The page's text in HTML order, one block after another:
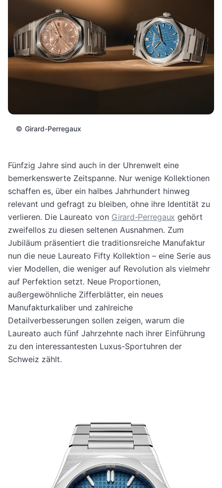
© Girard-Perregaux
Fünfzig Jahre sind auch in der Uhrenwelt eine
bemerkenswerte Zeitspanne. Nur wenige Kollektionen
schaffen es, über ein halbes Jahrhundert hinweg
relevant und gefragt zu bleiben, ohne ihre Identität zu
verlieren. Die Laureato von Girard-Perregaux gehört
zweifellos zu diesen seltenen Ausnahmen. Zum
Jubiläum präsentiert die traditionsreiche Manufaktur
nun die neue Laureato Fifty Kollektion – eine Serie aus
vier Modellen, die weniger auf Revolution als vielmehr
auf Perfektion setzt. Neue Proportionen,
außergewöhnliche Zifferblätter, ein neues
Manufakturkaliber und zahlreiche
Detailverbesserungen sollen zeigen, warum die
Laureato auch fünf Jahrzehnte nach ihrer Einführung
zu den interessantesten Luxus-Sportuhren der
Schweiz zählt.